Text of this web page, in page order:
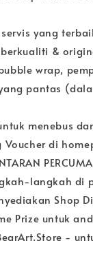
yang
&
wrap,
pantas
menebus
Voucher di
langkah di
Shop
Prize untuk
-